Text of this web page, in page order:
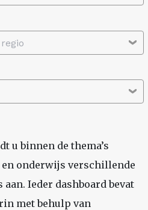
u binnen de thema’s
onderwijs verschillende
Ieder dashboard bevat
met behulp van